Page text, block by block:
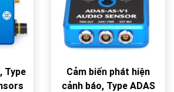
Type
Cảm biến phát hiện
cảnh báo, Type ADAS